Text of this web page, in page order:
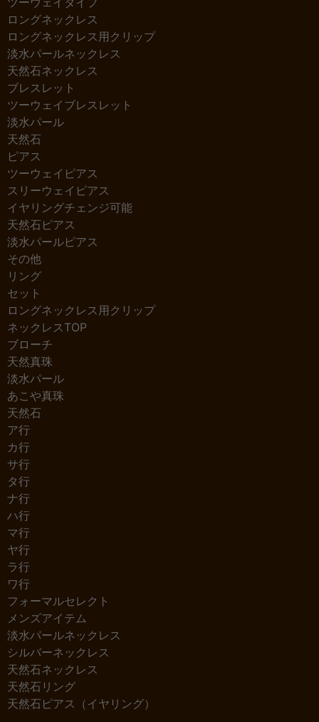
ロングネックレス
ロングネックレス用クリップ
淡水パールネックレス
天然石ネックレス
ブレスレット
ツーウェイブレスレット
淡水パール
天然石
ピアス
ツーウェイピアス
スリーウェイピアス
イヤリングチェンジ可能
天然石ピアス
淡水パールピアス
その他
リング
セット
ロングネックレス用クリップ
ネックレスTOP
ブローチ
天然真珠
淡水パール
あこや真珠
天然石
ア行
カ行
サ行
タ行
ナ行
ハ行
マ行
ヤ行
ラ行
ワ行
フォーマルセレクト
メンズアイテム
淡水パールネックレス
シルバーネックレス
天然石ネックレス
天然石リング
天然石ピアス（イヤリング）